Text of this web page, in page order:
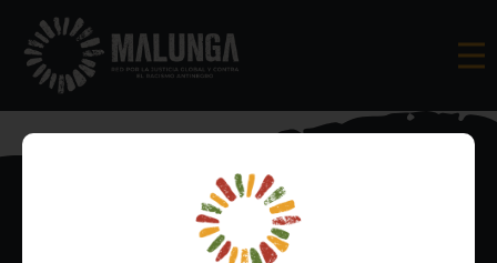
Inscríbete al boletín informativo